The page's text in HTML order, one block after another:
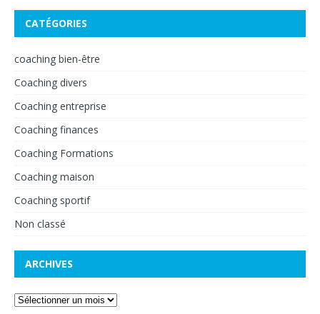
CATÉGORIES
coaching bien-être
Coaching divers
Coaching entreprise
Coaching finances
Coaching Formations
Coaching maison
Coaching sportif
Non classé
ARCHIVES